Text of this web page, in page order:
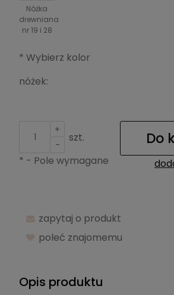
Nóżka
drewniana
nr 19 i 28
* Wybierz kolor
nóżek:
+
-
szt. Do
* - Pole wymagane
zapytaj o produkt
poleć znajomemu
Opis produktu